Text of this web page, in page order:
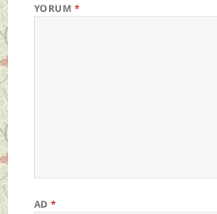
YORUM *
AD*